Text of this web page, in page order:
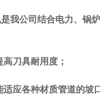
我公司结合电力、锅
刀具耐用度；
各种材质管道的坡